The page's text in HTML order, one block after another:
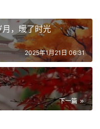
，暖了时光
2025年1月21日 06:31
下一篇